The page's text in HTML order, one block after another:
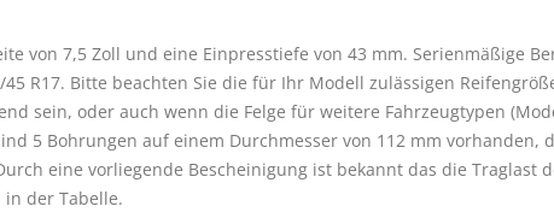
von 7,5 Zoll und eine Einpresstiefe von 43 mm. Serienmäßige
R17. Bitte beachten Sie die für Ihr Modell zulässigen
sein, oder auch wenn die Felge für weitere Fahrzeugtypen
5 Bohrungen auf einem Durchmesser von 112 mm vorhanden,
eine vorliegende Bescheinigung ist bekannt das die Traglast
in der Tabelle.